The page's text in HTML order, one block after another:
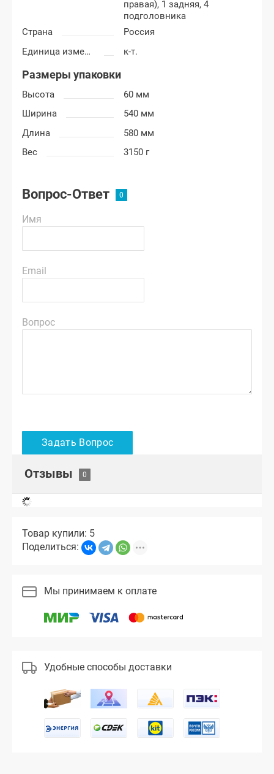
правая), 1 задняя, 4
подголовника
Страна
Россия
Единица измерения
к-т.
Размеры упаковки
Высота
60 мм
Ширина
540 мм
Длина
580 мм
Вес
3150 г
Вопрос-Ответ
Имя
Email
Вопрос
Отзывы
Товар купили: 5
Поделиться:
Мы принимаем к оплате
Удобные способы доставки